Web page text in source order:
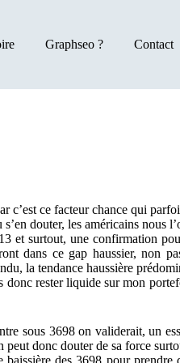
Graphseo ? Contact
c’est ce facteur chance qui
douter, les américains nous
et surtout, une confirmation
dans ce gap haussier, non
la tendance haussière
rester liquide sur mon
sous 3698 on validerait, un
donc douter de sa force
des 3698 pour prendre